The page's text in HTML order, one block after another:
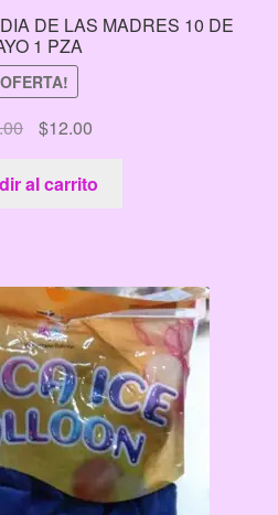
DE LAS MADRES 10 DE
1 PZA
El
precio
original
era:
$12.00El
precio
actual
es:
al carrito